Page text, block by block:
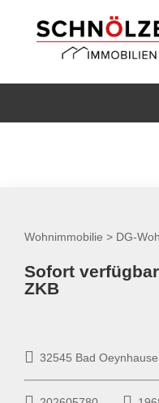
Wohnimmobilie > DG-
Sofort
ZKB
32545 Bad